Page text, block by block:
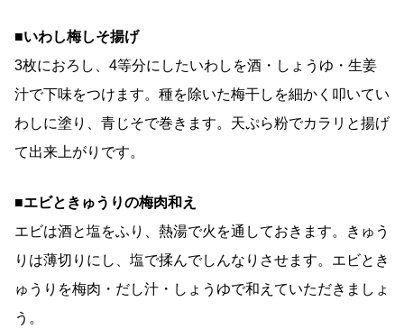
■いわし梅しそ揚げ
3枚におろし、4等分にしたいわしを酒・しょうゆ・生姜
汁で下味をつけます。種を除いた梅干しを細かく叩いてい
わしに塗り、青じそで巻きます。天ぷら粉でカラリと揚げ
て出来上がりです。
■エビときゅうりの梅肉和え
エビは酒と塩をふり、熱湯で火を通しておきます。きゅう
りは薄切りにし、塩で揉んでしんなりさせます。エビとき
ゅうりを梅肉・だし汁・しょうゆで和えていただきましょ
う。